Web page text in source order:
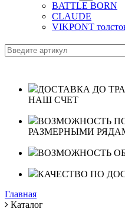
BATTLE BORN
CLAUDE
VIKPONT
ДОСТАВКА ДО
НАШ СЧЕТ
ВОЗМОЖНОСТЬ
РАЗМЕРНЫМИ
ВОЗМОЖНОСТЬ
КАЧЕСТВО ПО
Главная
Каталог